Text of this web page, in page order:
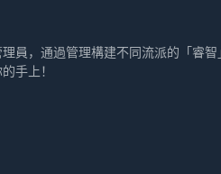
員，通過管理構建不同流派的「睿
手上！